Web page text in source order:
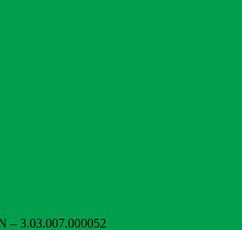
– 3.03.007.000052